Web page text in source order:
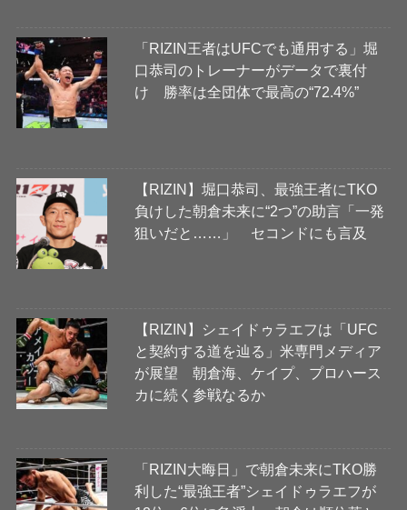
「RIZIN王者はUFCでも通用する」堀
口恭司のトレーナーがデータで裏付
け 勝率は全団体で最高の“72.4%”
【RIZIN】堀口恭司、最強王者にTKO
負けした朝倉未来に“2つ”の助言「一発
狙いだと……」 セコンドにも言及
【RIZIN】シェイドゥラエフは「UFC
と契約する道を辿る」米専門メディア
が展望 朝倉海、ケイプ、プロハース
カに続く参戦なるか
「RIZIN大晦日」で朝倉未来にTKO勝
利した“最強王者”シェイドゥラエフが